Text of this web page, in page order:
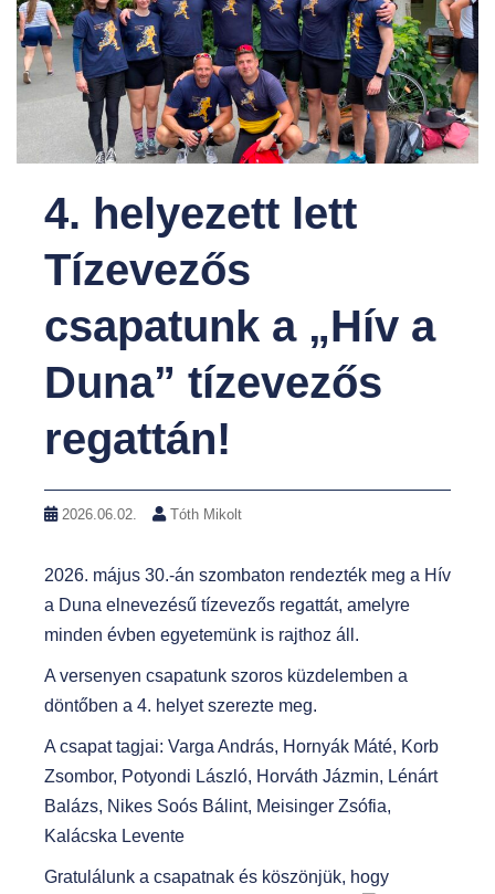
4. helyezett lett
Tízevezős
csapatunk a „Hív a
Duna” tízevezős
regattán!
2026.06.02. Tóth Mikolt
2026. május 30.-án szombaton rendezték meg a Hív
a Duna elnevezésű tízevezős regattát, amelyre
minden évben egyetemünk is rajthoz áll.
A versenyen csapatunk szoros küzdelemben a
döntőben a 4. helyet szerezte meg.
A csapat tagjai: Varga András, Hornyák Máté, Korb
Zsombor, Potyondi László, Horváth Jázmin, Lénárt
Balázs, Nikes Soós Bálint, Meisinger Zsófia,
Kalácska Levente
Gratulálunk a csapatnak és köszönjük, hogy